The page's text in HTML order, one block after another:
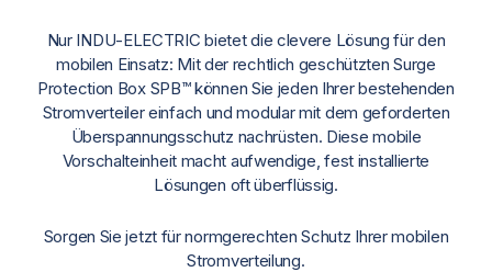
Nur INDU-ELECTRIC bietet die clevere Lösung für den
mobilen Einsatz: Mit der rechtlich geschützten Surge
Protection Box SPB™ können Sie jeden Ihrer bestehenden
Stromverteiler einfach und modular mit dem geforderten
Überspannungsschutz nachrüsten. Diese mobile
Vorschalteinheit macht aufwendige, fest installierte
Lösungen oft überflüssig.
Sorgen Sie jetzt für normgerechten Schutz Ihrer mobilen
Stromverteilung.